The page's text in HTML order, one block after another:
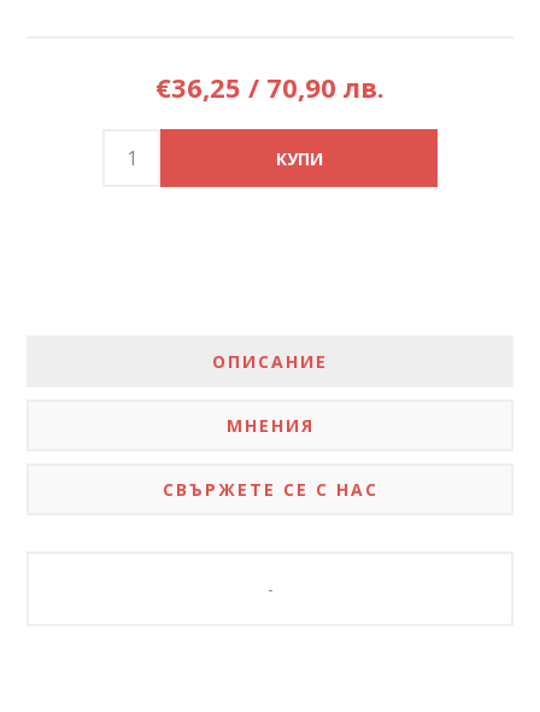
€36,25 / 70,90 лв.
ОПИСАНИЕ
МНЕНИЯ
СВЪРЖЕТЕ СЕ С НАС
-